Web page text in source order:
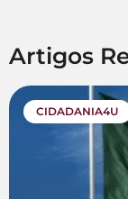
Artigos
CIDADANIA4U